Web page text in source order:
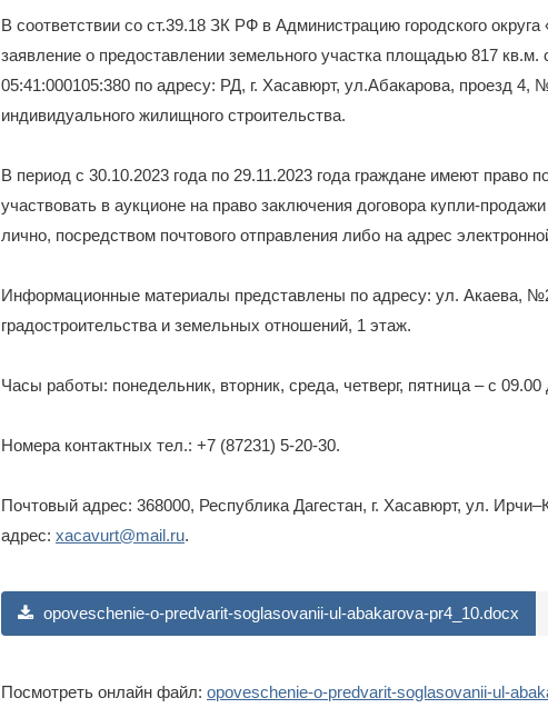
В соответствии со ст.39.18 ЗК РФ в Администрацию городского
заявление о предоставлении земельного участка площадью 817
05:41:000105:380 по адресу: РД, г. Хасавюрт, ул.Абакарова, проезд 4,
индивидуального жилищного строительства.
В период с 30.10.2023 года по 29.11.2023 года граждане имеют право
участвовать в аукционе на право заключения договора купли-
лично, посредством почтового отправления либо на адрес
Информационные материалы представлены по адресу: ул. Акаева,
градостроительства и земельных отношений, 1 этаж.
Часы работы: понедельник, вторник, среда, четверг, пятница – с 09.00
Номера контактных тел.: +7 (87231) 5-20-30.
Почтовый адрес: 368000, Республика Дагестан, г. Хасавюрт, ул.
адрес: xacavurt@mail.ru.
opoveschenie-o-predvarit-soglasovanii-ul-abakarova-pr4_10.docx
Посмотреть онлайн файл: opoveschenie-o-predvarit-soglasovanii-ul-